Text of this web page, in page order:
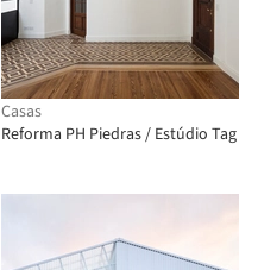
Casas
Reforma PH Piedras / Estúdio Tag